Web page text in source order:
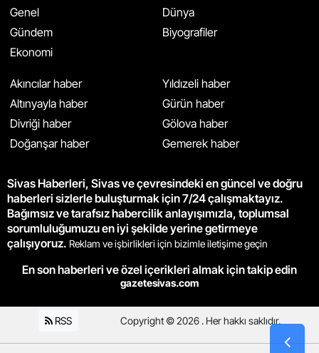
Genel
Gündem
Ekonomi
Dünya
Biyografiler
Akıncılar haber
Altınyayla haber
Divriği haber
Doğanşar haber
Yıldızeli haber
Gürün haber
Gölova haber
Gemerek haber
Sivas Haberleri, Sivas ve çevresindeki en güncel ve doğru
haberleri sizlerle buluşturmak için 7/24 çalışmaktayız.
Bağımsız ve tarafsız habercilik anlayışımızla, toplumsal
sorumluluğumuzu en iyi şekilde yerine getirmeye
çalışıyoruz. Reklam ve işbirlikleri için bizimle iletişime geçin
En son haberleri ve özel içerikleri almak için takip edin
gazetesivas.com
RSS Copyright © 2026 . Her hakkı saklıdır.